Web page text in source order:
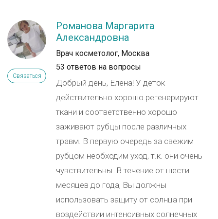
Связаться
Романова Маргарита
Александровна
Врач косметолог, Москва
53 ответов на вопросы
Добрый день, Елена! У деток
действительно хорошо регенерируют
ткани и соответственно хорошо
заживают рубцы после различных
травм. В первую очередь за свежим
рубцом необходим уход, т.к. они очень
чувствительны. В течение от шести
месяцев до года, Вы должны
использовать защиту от солнца при
воздействии интенсивных солнечных